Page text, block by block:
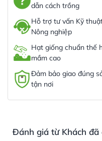
dẫn cách trồng
Hỗ trợ tư vấn Kỹ
Nông nghiệp
Hạt giống chuẩn thế
mầm cao
Đảm bảo giao đúng
tận nơi
Đánh giá từ Khách đã